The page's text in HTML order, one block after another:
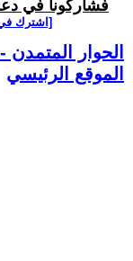
فشاركونا في
[اشترك في
الحوار المتمدن
الموقع الرئيسي